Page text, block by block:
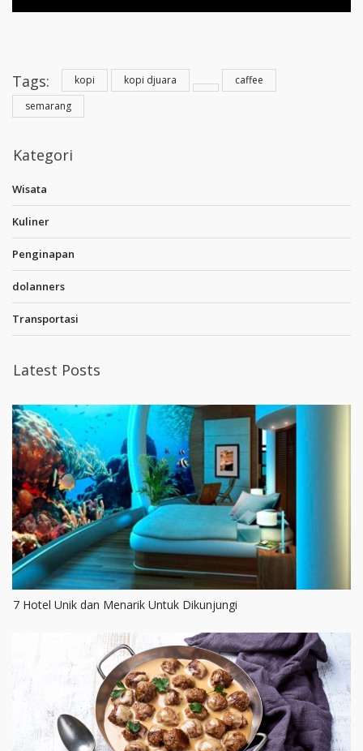
Tags: kopi kopi djuara
caffee
semarang
Kategori
Wisata
Kuliner
Penginapan
dolanners
Transportasi
Latest Posts
7 Hotel Unik dan Menarik Untuk Dikunjungi